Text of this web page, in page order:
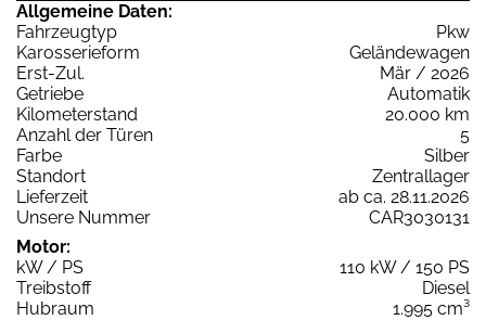
Allgemeine Daten:
Fahrzeugtyp
Pkw
Karosserieform
Geländewagen
Erst-Zul.
Mär / 2026
Getriebe
Automatik
Kilometerstand
20.000 km
Anzahl der Türen
5
Farbe
Silber
Standort
Zentrallager
Lieferzeit
ab ca. 28.11.2026
Unsere Nummer
CAR3030131
Motor:
kW / PS
110 kW / 150 PS
Treibstoff
Diesel
Hubraum
1.995 cm³